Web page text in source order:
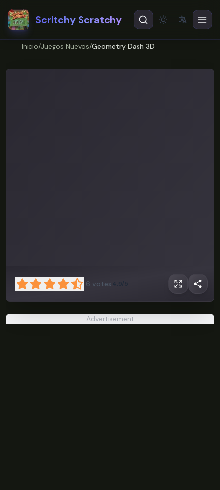
Scritchy Scratchy Theme
文A
ENEnglish
Inicio/Juegos Nuevos/Geometry Dash 3D
6 votes 4.9/5
Advertisement